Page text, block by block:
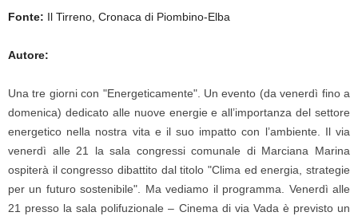
Fonte: Il Tirreno, Cronaca di Piombino-Elba
Autore:
Una tre giorni con "Energeticamente". Un evento (da venerdì fino a
domenica) dedicato alle nuove energie e all’importanza del settore
energetico nella nostra vita e il suo impatto con l’ambiente. Il via
venerdì alle 21 la sala congressi comunale di Marciana Marina
ospiterà il congresso dibattito dal titolo "Clima ed energia, strategie
per un futuro sostenibile". Ma vediamo il programma. Venerdì alle
21 presso la sala polifuzionale – Cinema di via Vada è previsto un